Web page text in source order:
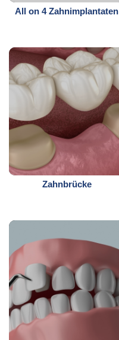
All on 4 Zahnimplantaten
Zahnbrücke